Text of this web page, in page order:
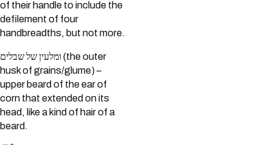
of their handle to include the
defilement of four
handbreadths, but not more.
ומלעין של שבלים (the outer
husk of grains/glume) –
upper beard of the ear of
corn that extended on its
head, like a kind of hair of a
beard.